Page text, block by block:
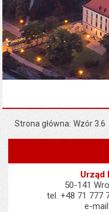
Strona główna Wzór 3.6
Urząd
50-141
tel. +48 71 777
e-mail: